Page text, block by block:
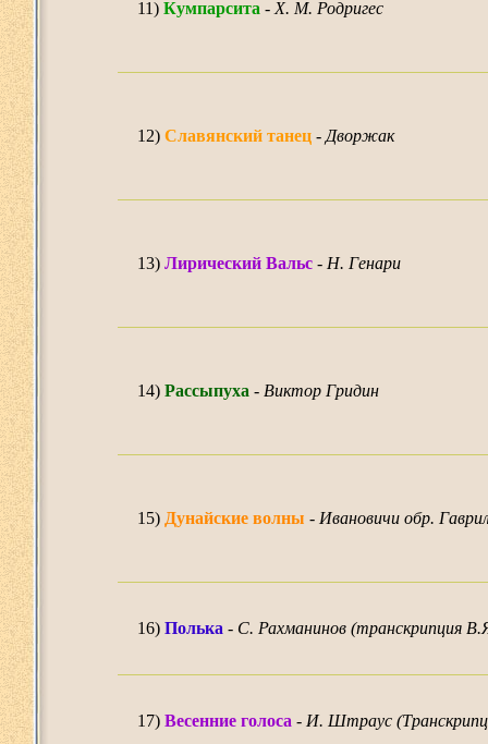
11) Кумпарсита - Х. М. Родригес
12) Славянский танец - Дворжак
13) Лирический Вальс - Н. Генари
14) Рассыпуха - Виктор Гридин
15) Дунайские волны - Ивановичи обр.
16) Полька - С. Рахманинов (транскрипция
17) Весенние голоса - И. Штраус